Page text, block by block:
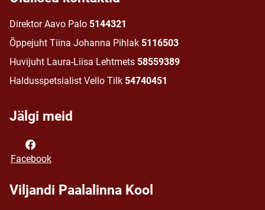
Direktor Aavo Palo 5144321
Õppejuht Tiina Johanna Pihlak 5116503
Huvijuht Laura-Liisa Lehtmets 58559389
Haldusspetsialist Vello Tilk 54740451
Jälgi meid
Facebook
Viljandi Paalalinna Kool